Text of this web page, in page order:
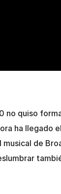
no quiso
ha llegado
de